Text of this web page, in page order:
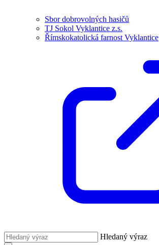
Sbor dobrovolných hasičů
TJ Sokol Vyklantice z.s.
Římskokatolická farnost Vyklantice
Hledaný výraz